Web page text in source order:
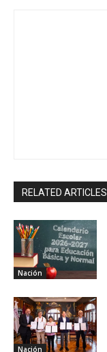
RELATED ARTICLES
Nación
Nación